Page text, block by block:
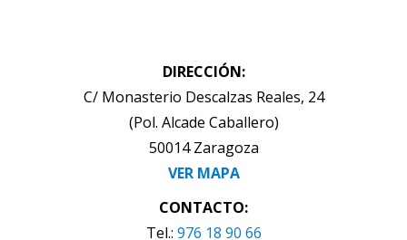
DIRECCIÓN:
C/ Monasterio Descalzas Reales, 24
(Pol. Alcade Caballero)
50014 Zaragoza
VER MAPA
CONTACTO:
Tel.: 976 18 90 66